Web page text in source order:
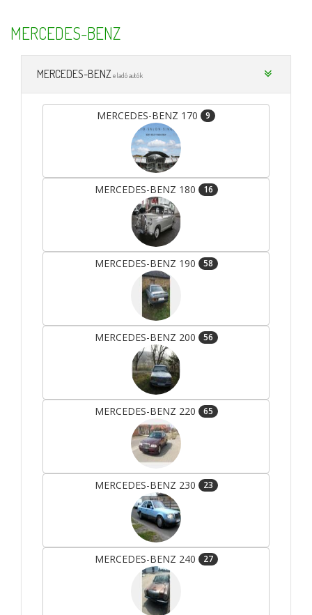
MERCEDES-BENZ
MERCEDES-BENZeladó autók
MERCEDES-BENZ 170 9
MERCEDES-BENZ 180 16
MERCEDES-BENZ 190 58
MERCEDES-BENZ 200 56
MERCEDES-BENZ 220 65
MERCEDES-BENZ 230 23
MERCEDES-BENZ 240 27